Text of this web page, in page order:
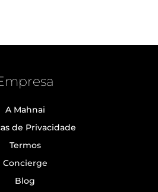
A Mahnai
de Privacidade
Termos
Concierge
Blog